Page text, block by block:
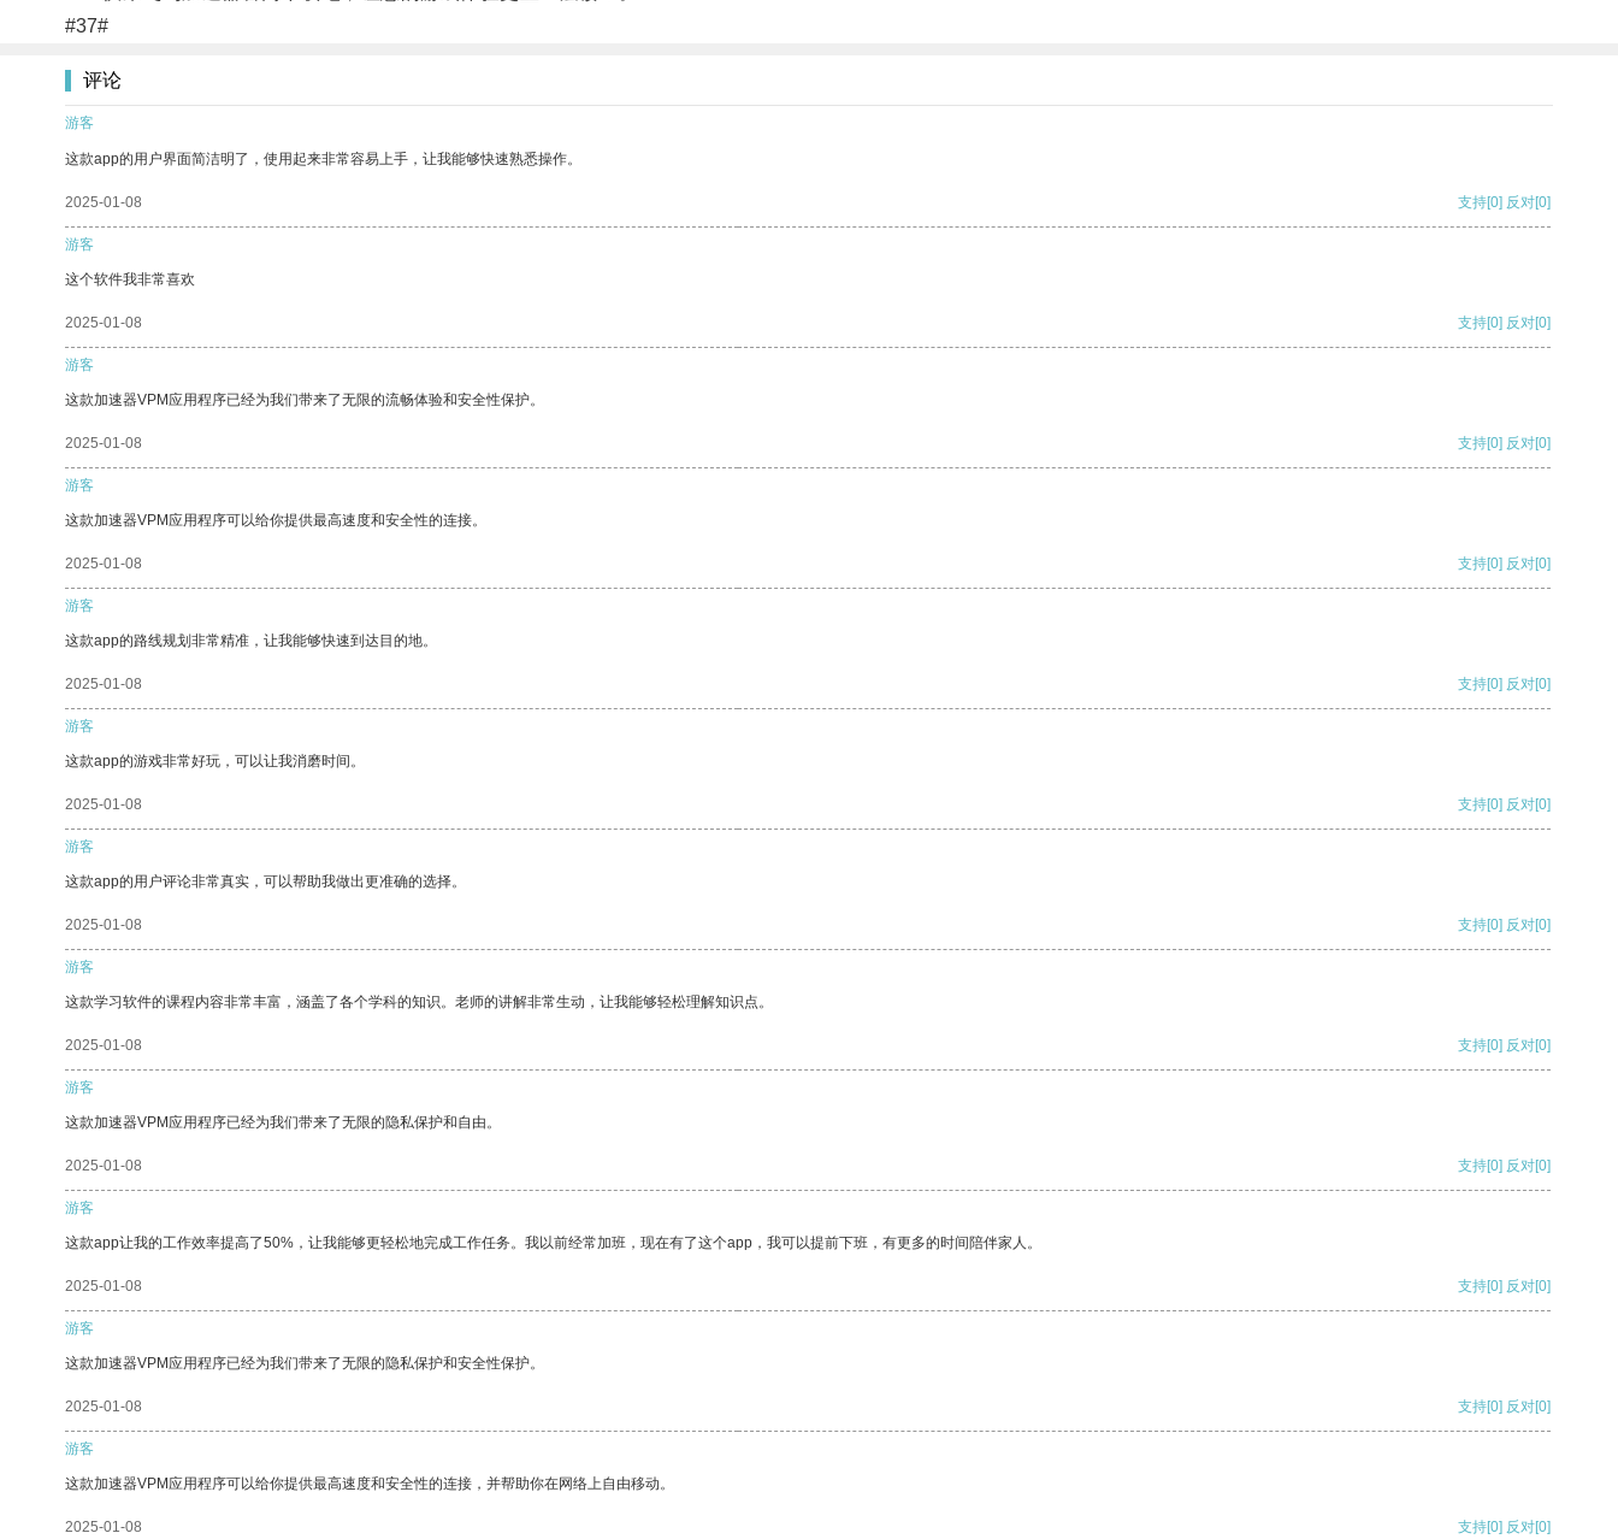
#37#
评论
游客
这款app的用户界面简洁明了，使用起来非常容易上手，让我能够快速熟悉操作。
2025-01-08 支持[0] 反对[0]
游客
这个软件我非常喜欢
2025-01-08 支持[0] 反对[0]
游客
这款加速器VPM应用程序已经为我们带来了无限的流畅体验和安全性保护。
2025-01-08 支持[0] 反对[0]
游客
这款加速器VPM应用程序可以给你提供最高速度和安全性的连接。
2025-01-08 支持[0] 反对[0]
游客
这款app的路线规划非常精准，让我能够快速到达目的地。
2025-01-08 支持[0] 反对[0]
游客
这款app的游戏非常好玩，可以让我消磨时间。
2025-01-08 支持[0] 反对[0]
游客
这款app的用户评论非常真实，可以帮助我做出更准确的选择。
2025-01-08 支持[0] 反对[0]
游客
这款学习软件的课程内容非常丰富，涵盖了各个学科的知识。老师的讲解非常生动，让我能够轻松理解知识点。
2025-01-08 支持[0] 反对[0]
游客
这款加速器VPM应用程序已经为我们带来了无限的隐私保护和自由。
2025-01-08 支持[0] 反对[0]
游客
这款app让我的工作效率提高了50%，让我能够更轻松地完成工作任务。我以前经常加班，现在有了这个app，我可以提前下班，有更多的时间陪伴家人。
2025-01-08 支持[0] 反对[0]
游客
这款加速器VPM应用程序已经为我们带来了无限的隐私保护和安全性保护。
2025-01-08 支持[0] 反对[0]
游客
这款加速器VPM应用程序可以给你提供最高速度和安全性的连接，并帮助你在网络上自由移动。
2025-01-08 支持[0] 反对[0]